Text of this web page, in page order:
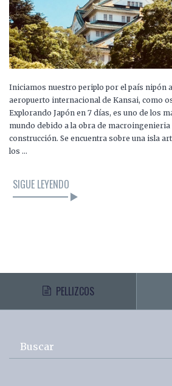
Iniciamos nuestro periplo por el país nipón
aeropuerto internacional de Kansai, como
Explorando Japón en 7 días, es uno de los
mundo debido a la obra de macroingenieria
construcción. Se encuentra sobre una isla
los …
SIGUE LEYENDO
PELLIZCOS
Buscar